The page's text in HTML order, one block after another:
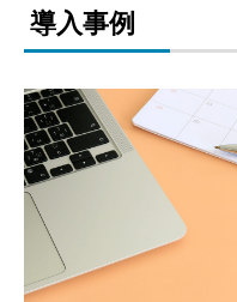
導入事例